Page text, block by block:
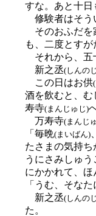
すな。あと十日
修験者はそう
そのおふだを
も、二度とすが
それから、五
新之丞(しんの
この日はお供
酒を飲むと、
寿寺(まんじゅじ)
万寿寺(まんじ
「毎晩(まいばん)
たさまの気持
うにさみしゅ
にかかれて、ほ
「うむ、そな
新之丞(しんの
た。